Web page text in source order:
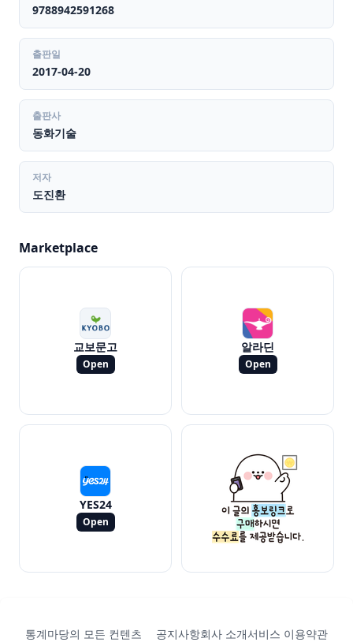
9788942591268
출판일
2017-04-20
출판사
동화기술
저자
도진환
Marketplace
교보문고
Open
알라딘
Open
YES24
Open
통계마당의 모든 컨텐츠
공지사항회사 소개서비스 이용약관